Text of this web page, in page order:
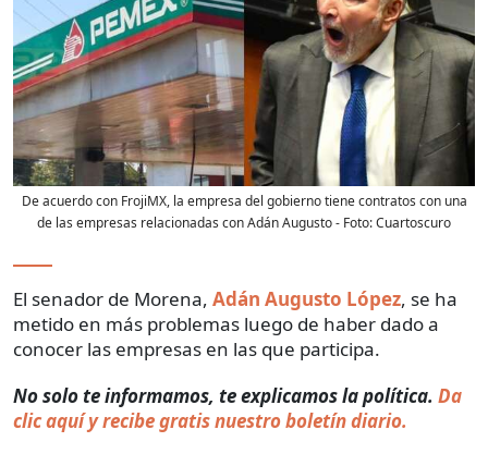
De acuerdo con FrojiMX, la empresa del gobierno tiene contratos con una
de las empresas relacionadas con Adán Augusto- Foto:Cuartoscuro
El senador de Morena, Adán Augusto López, se ha
metido en más problemas luego de haber dado a
conocer las empresas en las que participa.
No solo te informamos, te explicamos la política. Da
clic aquí y recibe gratis nuestro boletín diario.